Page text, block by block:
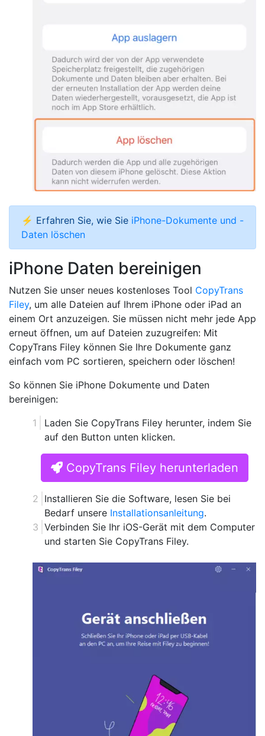
⚡ Erfahren Sie, wie Sie iPhone-Dokumente und -
Daten löschen
iPhone Daten bereinigen
Nutzen Sie unser neues kostenloses Tool CopyTrans
Filey, um alle Dateien auf Ihrem iPhone oder iPad an
einem Ort anzuzeigen. Sie müssen nicht mehr jede App
erneut öffnen, um auf Dateien zuzugreifen: Mit
CopyTrans Filey können Sie Ihre Dokumente ganz
einfach vom PC sortieren, speichern oder löschen!
So können Sie iPhone Dokumente und Daten
bereinigen:
Laden Sie CopyTrans Filey herunter, indem Sie
auf den Button unten klicken.
CopyTrans Filey herunterladen
Installieren Sie die Software, lesen Sie bei
Bedarf unsere Installationsanleitung.
Verbinden Sie Ihr iOS-Gerät mit dem Computer
und starten Sie CopyTrans Filey.